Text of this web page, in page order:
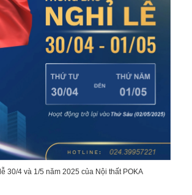
30/4 và 1/5 năm 2025 của Nội thất POKA